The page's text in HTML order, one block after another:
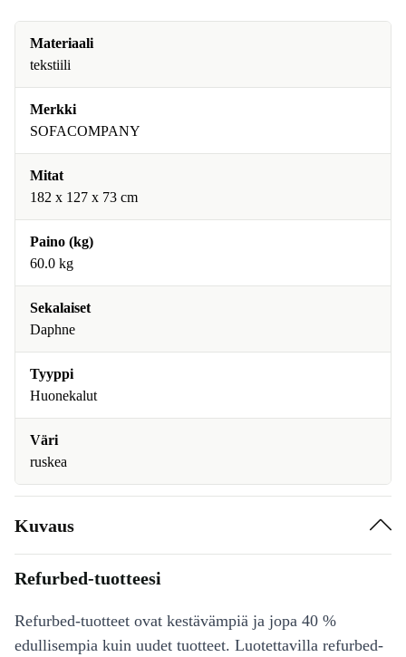
Materiaali
tekstiili
Merkki
SOFACOMPANY
Mitat
182 x 127 x 73 cm
Paino (kg)
60.0 kg
Sekalaiset
Daphne
Tyyppi
Huonekalut
Väri
ruskea
Kuvaus
Refurbed-tuotteesi
Refurbed-tuotteet ovat kestävämpiä ja jopa 40 %
edullisempia kuin uudet tuotteet. Luotettavilla refurbed-